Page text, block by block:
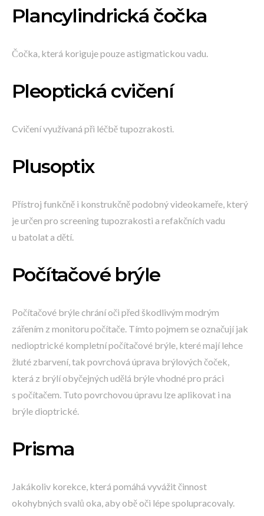
Plancylindrická čočka
Čočka, která koriguje pouze astigmatickou vadu.
Pleoptická cvičení
Cvičení využívaná při léčbě tupozrakosti.
Plusoptix
Přístroj funkčně i konstrukčně podobný videokameře, který
je určen pro screening tupozrakosti a refakčních vadu
u batolat a dětí.
Počítačové brýle
Počítačové brýle chrání oči před škodlivým modrým
zářením z monitoru počítače. Tímto pojmem se označují jak
nedioptrické kompletní počítačové brýle, které mají lehce
žluté zbarvení, tak povrchová úprava brýlových čoček,
která z brýlí obyčejných udělá brýle vhodné pro práci
s počítačem. Tuto povrchovou úpravu lze aplikovat i na
brýle dioptrické.
Prisma
Jakákoliv korekce, která pomáhá vyvážit činnost
okohybných svalů oka, aby obě oči lépe spolupracovaly.